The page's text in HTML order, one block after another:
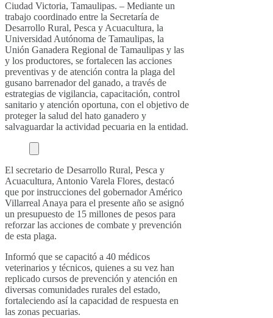
Ciudad Victoria, Tamaulipas. – Mediante un
trabajo coordinado entre la Secretaría de
Desarrollo Rural, Pesca y Acuacultura, la
Universidad Autónoma de Tamaulipas, la
Unión Ganadera Regional de Tamaulipas y las
y los productores, se fortalecen las acciones
preventivas y de atención contra la plaga del
gusano barrenador del ganado, a través de
estrategias de vigilancia, capacitación, control
sanitario y atención oportuna, con el objetivo de
proteger la salud del hato ganadero y
salvaguardar la actividad pecuaria en la entidad.
El secretario de Desarrollo Rural, Pesca y
Acuacultura, Antonio Varela Flores, destacó
que por instrucciones del gobernador Américo
Villarreal Anaya para el presente año se asignó
un presupuesto de 15 millones de pesos para
reforzar las acciones de combate y prevención
de esta plaga.
Informó que se capacitó a 40 médicos
veterinarios y técnicos, quienes a su vez han
replicado cursos de prevención y atención en
diversas comunidades rurales del estado,
fortaleciendo así la capacidad de respuesta en
las zonas pecuarias.